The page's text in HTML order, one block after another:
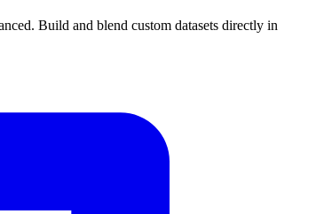
Build and blend custom datasets directly in